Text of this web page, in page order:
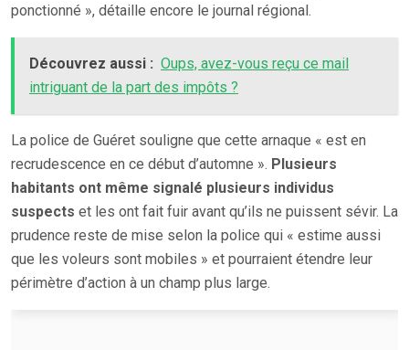
ponctionné », détaille encore le journal régional.
Découvrez aussi : Oups, avez-vous reçu ce mail
intriguant de la part des impôts ?
La police de Guéret souligne que cette arnaque « est en
recrudescence en ce début d’automne ». Plusieurs
habitants ont même signalé plusieurs individus
suspects et les ont fait fuir avant qu’ils ne puissent sévir. La
prudence reste de mise selon la police qui « estime aussi
que les voleurs sont mobiles » et pourraient étendre leur
périmètre d’action à un champ plus large.